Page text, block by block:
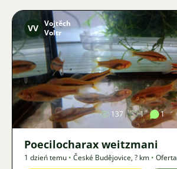
Zdjęcie
VV Vojtěch
Voltr
137 1 1
Poecilocharax weitzmani
1 dzień temu • České Budějovice,? km • Oferta